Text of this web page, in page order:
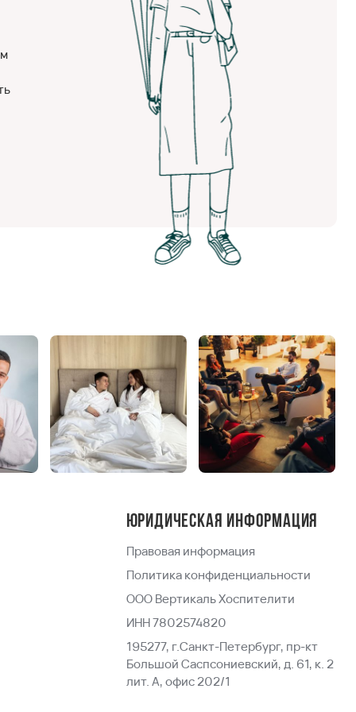
Юридическая информация
Правовая информация
Политика конфиденциальности
ООО Вертикаль Хоспителити
ИНН 7802574820
195277, г.Санкт-Петербург, пр-кт
Большой Саспсониевский, д. 61, к. 2
лит. А, офис 202/1